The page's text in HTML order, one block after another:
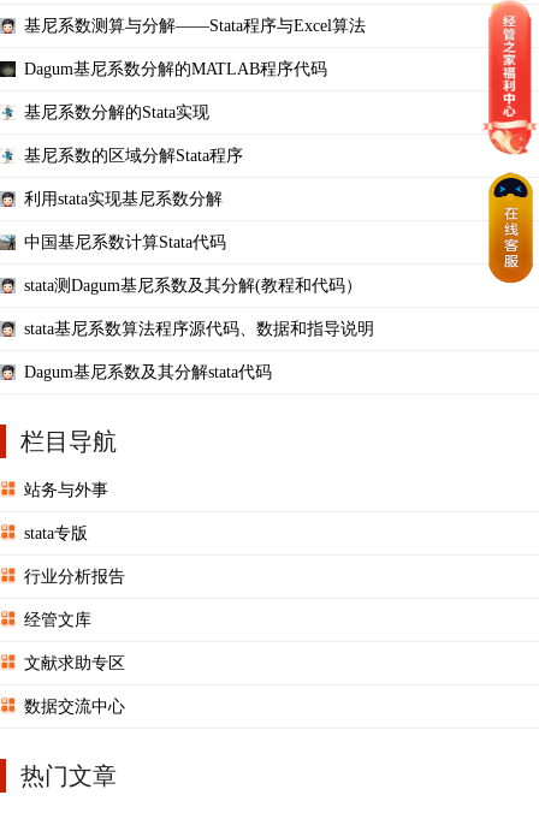
基尼系数测算与分解——Stata程序与Excel算法
Dagum基尼系数分解的MATLAB程序代码
基尼系数分解的Stata实现
基尼系数的区域分解Stata程序
利用stata实现基尼系数分解
中国基尼系数计算Stata代码
stata测Dagum基尼系数及其分解(教程和代码）
stata基尼系数算法程序源代码、数据和指导说明
Dagum基尼系数及其分解stata代码
栏目导航
站务与外事
stata专版
行业分析报告
经管文库
文献求助专区
数据交流中心
热门文章